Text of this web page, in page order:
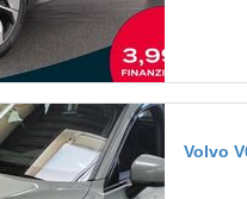
Volvo